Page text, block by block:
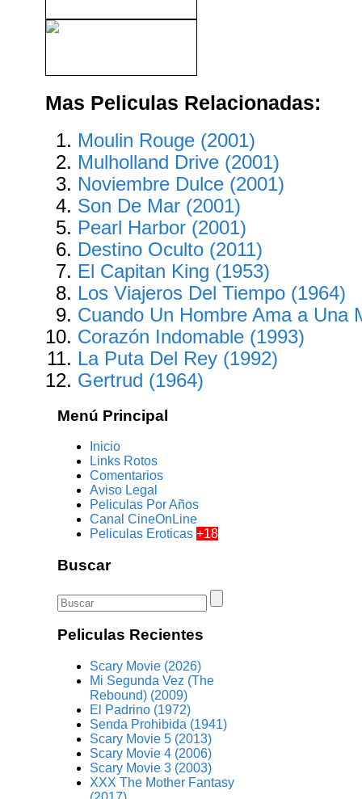
Mas Peliculas Relacionadas:
Moulin Rouge (2001)
Mulholland Drive (2001)
Noviembre Dulce (2001)
Son De Mar (2001)
Pearl Harbor (2001)
Destino Oculto (2011)
El Capitan King (1953)
Los Viajeros Del Tiempo (1964)
Cuando Un Hombre Ama a Una
Corazón Indomable (1993)
La Puta Del Rey (1992)
Gertrud (1964)
Menú Principal
Inicio
Links Rotos
Comentarios
Aviso Legal
Peliculas Por Años
Canal CineOnLine
Peliculas Eroticas+18
Buscar
Peliculas Recientes
Scary Movie (2026)
Mi Segunda Vez (The
Rebound) (2009)
El Padrino (1972)
Senda Prohibida (1941)
Scary Movie 5 (2013)
Scary Movie 4 (2006)
Scary Movie 3 (2003)
XXX The Mother Fantasy